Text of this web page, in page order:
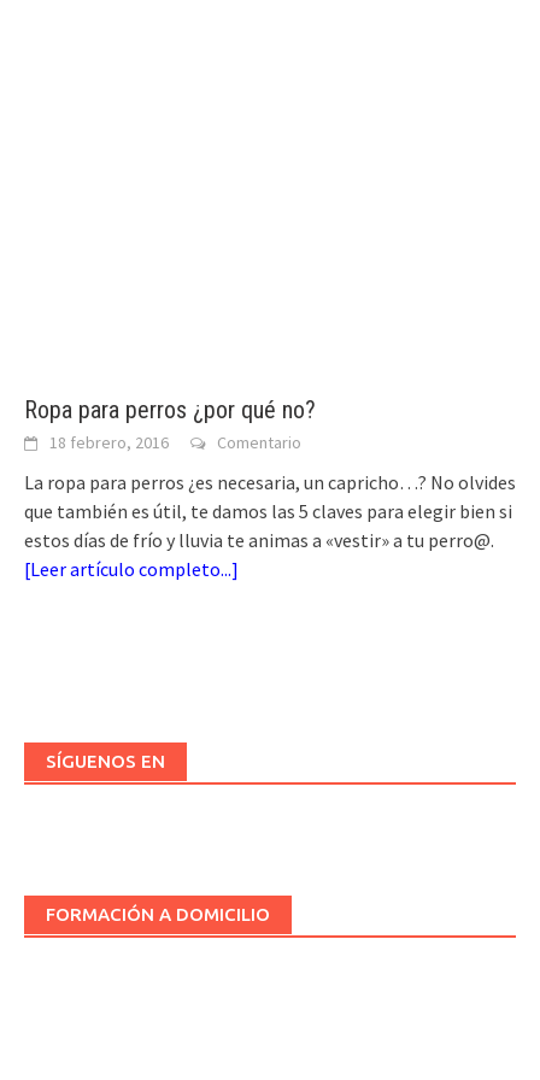
Ropa para perros ¿por qué no?
18 febrero, 2016 Comentario
La ropa para perros ¿es necesaria, un capricho…? No olvides
que también es útil, te damos las 5 claves para elegir bien si
estos días de frío y lluvia te animas a «vestir» a tu perro@.
[Leer artículo completo...]
SÍGUENOS EN
FORMACIÓN A DOMICILIO